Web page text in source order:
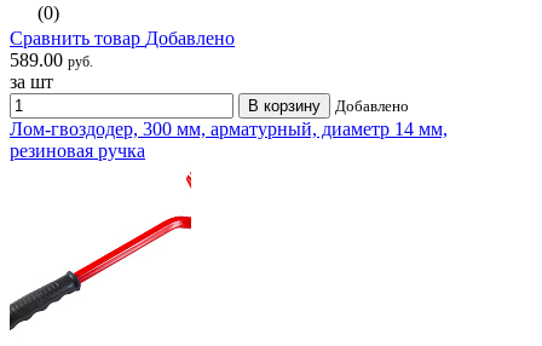
(0)
Сравнить товар Добавлено
589.00 руб.
за шт
В корзину Добавлено
Лом-гвоздодер, 300 мм, арматурный, диаметр 14 мм,
резиновая ручка